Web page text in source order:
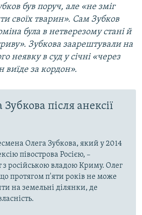
був поруч, але «не зміг
своїх тварин». Сам Зубков
була в нетверезому стані й
Зубкова заарештували на
неявку в суд у січні «через
за кордон».
Зубкова після анексії
Олега Зубкова, який у 2014
півострова Росією, –
з російською владою Криму. Олег
протягом п'яти років не може
на земельні ділянки, де